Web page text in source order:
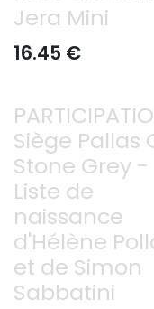
Jera Mini
16.45 €
Siège Pallas
Stone Grey -
Liste de
naissance
d'Hélène
et de Simon
Sabbatini